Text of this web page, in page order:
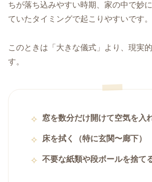
ちが落ち込みやすい時期、家の中で妙
ていたタイミングで起こりやすいです。
このときは「大きな儀式」より、現実
す。
窓を数分だけ開けて空気を入
床を拭く（特に玄関〜廊下）
不要な紙類や段ボールを捨て